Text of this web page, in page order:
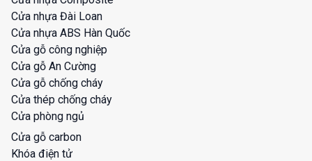
Cửa nhựa Đài Loan
Cửa nhựa ABS Hàn Quốc
Cửa gỗ công nghiệp
Cửa gỗ An Cường
Cửa gỗ chống cháy
Cửa thép chống cháy
Cửa phòng ngủ
Cửa gỗ carbon
Khóa điện tử